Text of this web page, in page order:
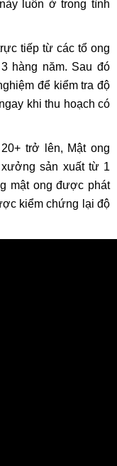
luôn ở trong tình
tiếp từ các tổ ong
hàng năm. Sau đó
để kiểm tra độ
khi thu hoạch có
trở lên, Mật ong
sản xuất từ 1
mật ong được phát
kiểm chứng lại độ